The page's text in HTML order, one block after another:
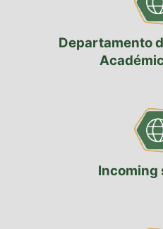
Departamento
Incoming